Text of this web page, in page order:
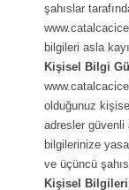
şahıslar
bilgileri asla
Kişisel Bilgi
olduğunuz
adresler güvenli
bilgilerinize
ve üçüncü
Kişisel